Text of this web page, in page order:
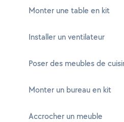
Monter une table en kit
Installer un ventilateur
Poser des meubles de
Monter un bureau en kit
Accrocher un meuble